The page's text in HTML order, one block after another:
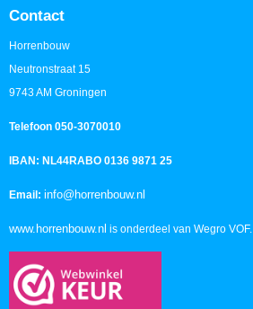
Contact
Horrenbouw
Neutronstraat 15
9743 AM Groningen
Telefoon 050-3070010
IBAN: NL44RABO 0136 9871 25
Email: info@horrenbouw.nl
www.horrenbouw.nl is onderdeel van Wegro VOF.